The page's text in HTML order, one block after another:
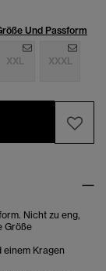
Und Passform
XXL XXXL
Nicht zu eng,
Größe
einem Kragen